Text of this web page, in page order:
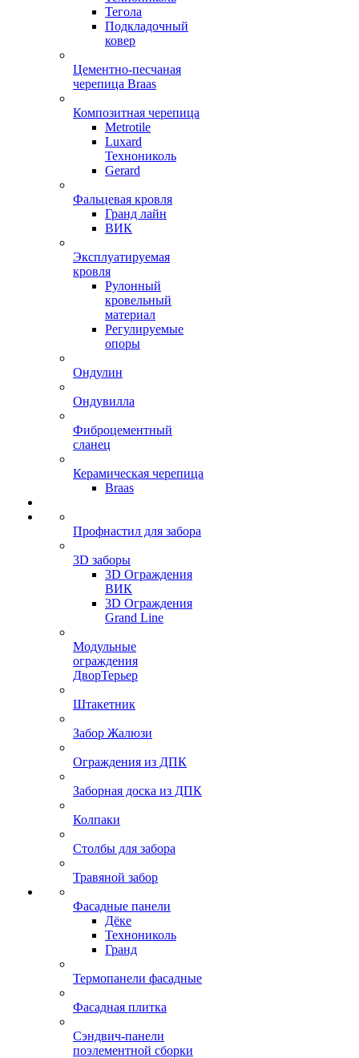
Тегола
Подкладочный
ковер
Цементно-песчаная
черепица Braas
Композитная черепица
Metrotile
Luxard
Технониколь
Gerard
Фальцевая кровля
Гранд лайн
ВИК
Эксплуатируемая
кровля
Рулонный
кровельный
материал
Регулируемые
опоры
Ондулин
Ондувилла
Фиброцементный
сланец
Керамическая черепица
Braas
Профнастил для забора
3D заборы
3D Ограждения
ВИК
3D Ограждения
Grand Line
Модульные
ограждения
ДворТерьер
Штакетник
Забор Жалюзи
Ограждения из ДПК
Заборная доска из ДПК
Колпаки
Столбы для забора
Травяной забор
Фасадные панели
Дёке
Технониколь
Гранд
Термопанели фасадные
Фасадная плитка
Сэндвич-панели
поэлементной сборки